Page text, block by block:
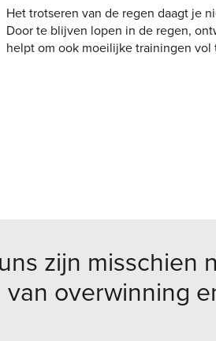
Het trotseren van de regen daagt je
Door te blijven lopen in de regen,
helpt om ook moeilijke trainingen vol
zijn misschien
van overwinning